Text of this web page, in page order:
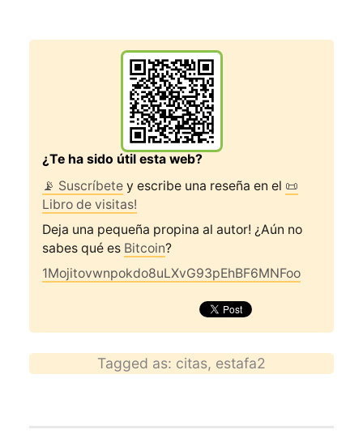
¿Te ha sido útil esta web?
📡 Suscríbetey escribe una reseña en el 📜
Libro de visitas!
Deja una pequeña propina al autor! ¿Aún no
sabes qué es Bitcoin?
1Mojitovwnpokdo8uLXvG93pEhBF6MNFoo
Tagged as: citas, estafa2